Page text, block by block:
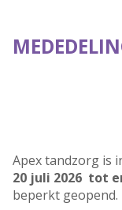
Apex tandzorg is
20 juli 2026 tot
beperkt geopend.